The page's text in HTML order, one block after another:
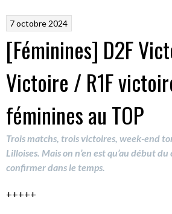
7 octobre 2024
[Féminines] D2F
Victoire / R1F
féminines au TOP
Trois matchs, trois victoires, week-end
Lilloises. Mais on n’en est qu’au début
confirmer dans le temps.
+++++